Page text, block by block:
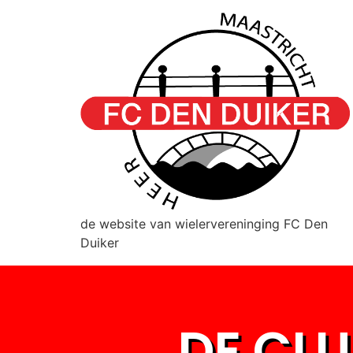
de website van wielervereninging FC Den
Duiker